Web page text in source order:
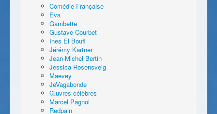
Comédie Française
Eva
Gambette
Gustave Courbet
Ines El Boufi
Jérémy Kartner
Jean-Michel Bertin
Jessica Rosensveig
Maevey
JeVagabonde
Œuvres célèbres
Marcel Pagnol
Redpaln